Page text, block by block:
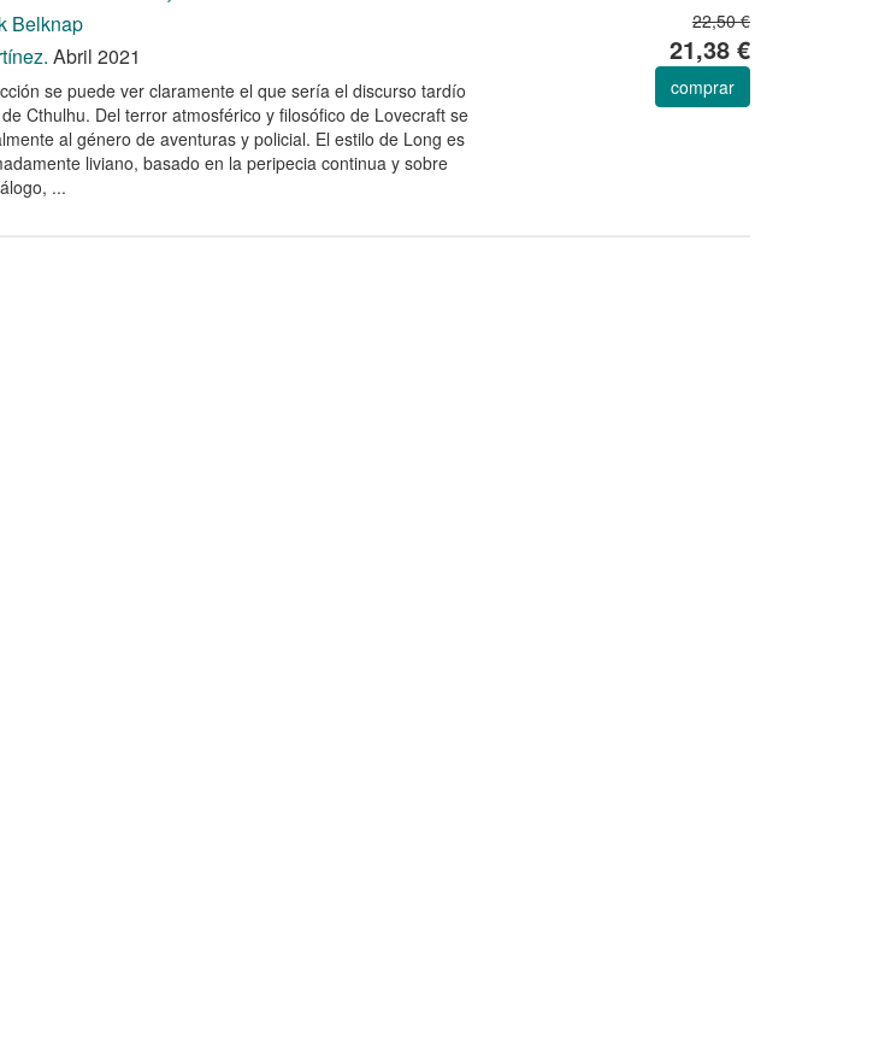
Belknap
Abril 2021
se puede ver claramente el que sería el discurso tardío
Cthulhu. Del terror atmosférico y filosófico de Lovecraft se
al género de aventuras y policial. El estilo de Long es
liviano, basado en la peripecia continua y sobre
...
22,50 €
21,38 €
comprar